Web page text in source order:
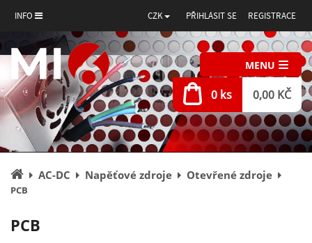
INFO CZK PŘIHLÁSIT SE REGISTRACE
MENU
0 ks 0,00 KČ
Úvodní
stránka
AC-DC Napěťové zdroje Otevřené zdroje
PCB
PCB